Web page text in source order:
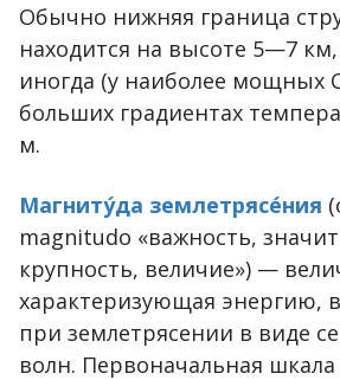
Обычно нижняя граница
находится на высоте 5—7
иногда (у наиболее мощных
больших градиентах
м.
Магниту́да землетрясе́ния
magnitudo «важность,
крупность, величие») —
характеризующая энергию,
при землетрясении в виде
волн. Первоначальная